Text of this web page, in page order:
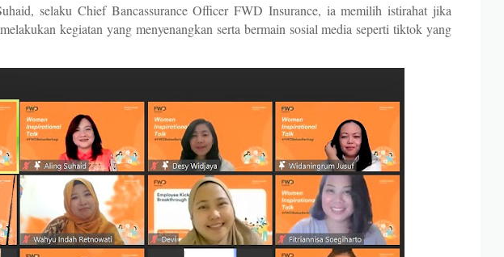
selaku Chief Bancassurance Officer FWD Insurance, ia memilih istirahat jika
kegiatan yang menyenangkan serta bermain sosial media seperti tiktok yang